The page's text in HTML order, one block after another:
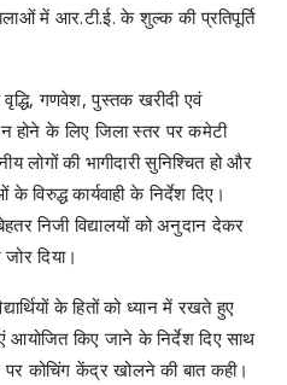
में आर.टी.ई. के शुल्क की प्रतिपूर्ति
गणवेश, पुस्तक खरीदी एवं
होने के लिए जिला स्तर पर कमेटी
लोगों की भागीदारी सुनिश्चित हो और
विरुद्ध कार्यवाही के निर्देश दिए।
निजी विद्यालयों को अनुदान देकर
जोर दिया।
के हितों को ध्यान में रखते हुए
आयोजित किए जाने के निर्देश दिए साथ
कोचिंग केंद्र खोलने की बात कही।